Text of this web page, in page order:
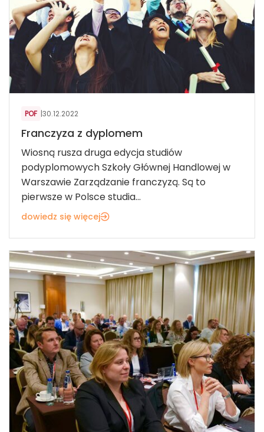
POF |30.12.2022
Franczyza z dyplomem
Wiosną rusza druga edycja studiów
podyplomowych Szkoły Głównej Handlowej w
Warszawie Zarządzanie franczyzą. Są to
pierwsze w Polsce studia...
dowiedz się więcej